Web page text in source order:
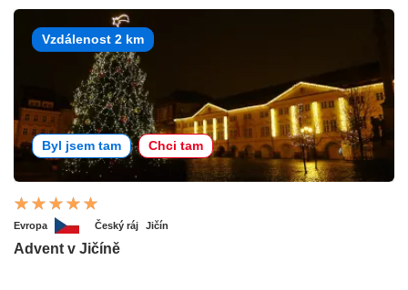
Vzdálenost 2 km
Byl jsem tam Chci tam
Evropa Český ráj Jičín
Advent v Jičíně